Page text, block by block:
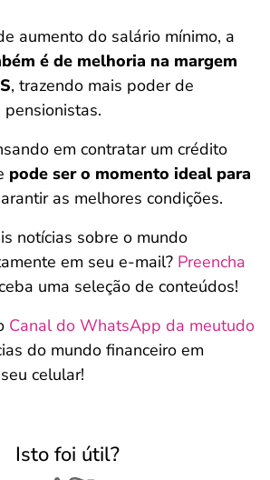
aumento do salário mínimo, a
é de melhoria na margem
, trazendo mais poder de
em contratar um crédito
pode ser o momento ideal para
as melhores condições.
notícias sobre o mundo
em seu e-mail? Preencha
uma seleção de conteúdos!
Canal do WhatsApp da meutudo
do mundo financeiro em
celular!
Isto foi útil?